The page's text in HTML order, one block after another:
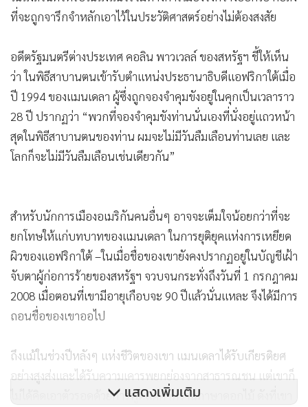
ที่จะถูกจารึกจำหลักเอาไว้ในประวัติศาสตร์อย่างไม่ต้องสงสัย
อดีตรัฐมนตรีต่างประเทศ คอลิน พาวเวลล์ ของสหรัฐฯ ชี้ให้เห็น
ว่า ในพิธีสาบานตนเข้ารับตำแหน่งประธานาธิบดีแอฟริกาใต้เมื่อ
ปี 1994 ของแมนเดลา ผู้ซึ่งถูกจองจำคุมขังอยู่ในคุกเป็นเวลาราว
28 ปี ปรากฏว่า “พวกที่จองจำคุมขังท่านนั่นเองที่นั่งอยู่แถวหน้า
สุดในพิธีสาบานตนของท่าน ผมจะไม่มีวันลืมเลือนท่านเลย และ
โลกก็จะไม่มีวันลืมเลือนเช่นเดียวกัน”
สำหรับนักการเมืองอเมริกันคนอื่นๆ อาจจะเต็มใจน้อยกว่าที่จะ
ยกโทษให้แก่บทบาทของแมนเดลา ในการยุติยุคแห่งการเหยียด
ผิวของแอฟริกาใต้ –ในเมื่อชื่อของเขายังคงปรากฏอยู่ในบัญชีเฝ้า
จับตาผู้ก่อการร้ายของสหรัฐฯ จวบจนกระทั่งถึงวันที่ 1 กรกฎาคม
2008 เมื่อตอนที่เขามีอายุเกือบจะ 90 ปีแล้วนั่นแหละ จึงได้มีการ
ถอนชื่อของเขาออไป
ถึงแม้ในช่วงปีหลังๆ แห่งชีวิตของเขา แมนเดลาได้รับเกียรติยศ
อย่างสูงส่งและได้รับความเคารพยกย่องจากสาธารณชน แต่เขาก็
ไม่ได้คิดเอาตัวรอดด้วยการพูดแต่คำหวานภาษาดอกไม้ ดังที่เขา
แสดงเพิ่มเติม